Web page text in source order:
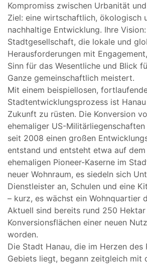
Kompromiss zwischen Urbanität
Ziel: eine wirtschaftlich, ökologisch
nachhaltige Entwicklung. Ihre
Stadtgesellschaft, die lokale und
Herausforderungen mit
Sinn für das Wesentliche und Blick
Ganze gemeinschaftlich meistert.
Mit einem beispiellosen,
Stadtentwicklungsprozess ist
Zukunft zu rüsten. Die Konversion
ehemaliger US-
seit 2008 einen großen
entstand und entsteht etwa auf
ehemaligen Pioneer-Kaserne im
neuer Wohnraum, es siedeln sich
Dienstleister an, Schulen und eine
– kurz, es wächst ein Wohnquartier
Aktuell sind bereits rund 250 Hektar
Konversionsflächen einer neuen
worden.
Die Stadt Hanau, die im Herzen des
Gebiets liegt, begann zeitgleich mit